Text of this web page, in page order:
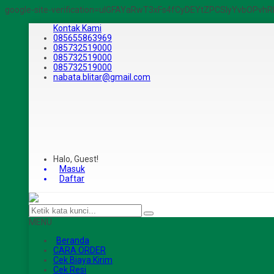
google-site-
Kontak Kami
085655863969
085732519000
085732519000
085732519000
nabata.blitar@gmail.com
Halo, Guest!
Masuk
Daftar
MENU
Beranda
CARA ORDER
Cek Biaya Kirim
Cek Resi